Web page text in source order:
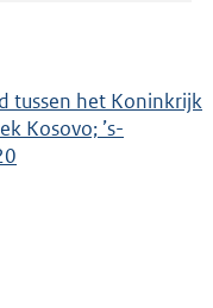
tussen het Koninkrijk
Kosovo; ’s-